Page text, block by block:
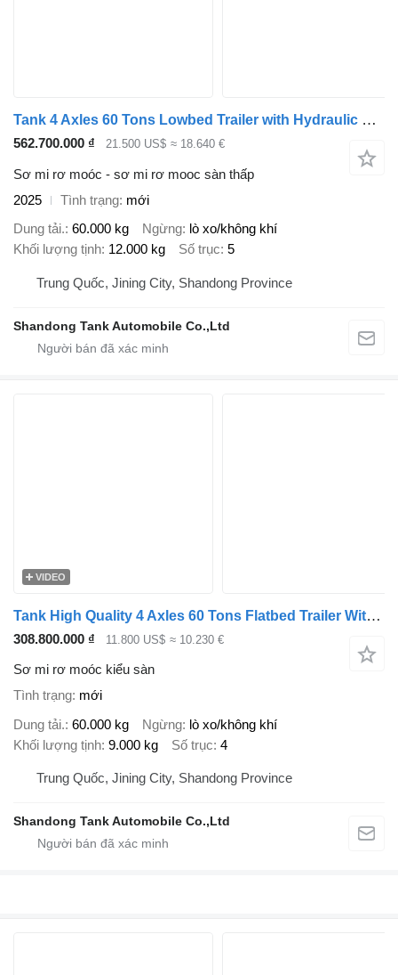
Tank 4 Axles 60 Tons Lowbed Trailer with Hydraulic Folding Ramp
562.700.000 ₫ 21.500 US$ ≈ 18.640 €
Sơ mi rơ moóc - sơ mi rơ mooc sàn thấp
2025
Tình trạng mới
Dung tải. 60.000 kg Ngừng lò xo/không khí
Khối lượng tịnh 12.000 kg Số trục 5
Trung Quốc, Jining City, Shandong Province
Shandong Tank Automobile Co.,Ltd
VIDEO
Tank High Quality 4 Axles 60 Tons Flatbed Trailer With Head Board
308.800.000 ₫ 11.800 US$ ≈ 10.230 €
Sơ mi rơ moóc kiểu sàn
Tình trạng mới
Dung tải. 60.000 kg Ngừng lò xo/không khí
Khối lượng tịnh 9.000 kg Số trục 4
Trung Quốc, Jining City, Shandong Province
Shandong Tank Automobile Co.,Ltd